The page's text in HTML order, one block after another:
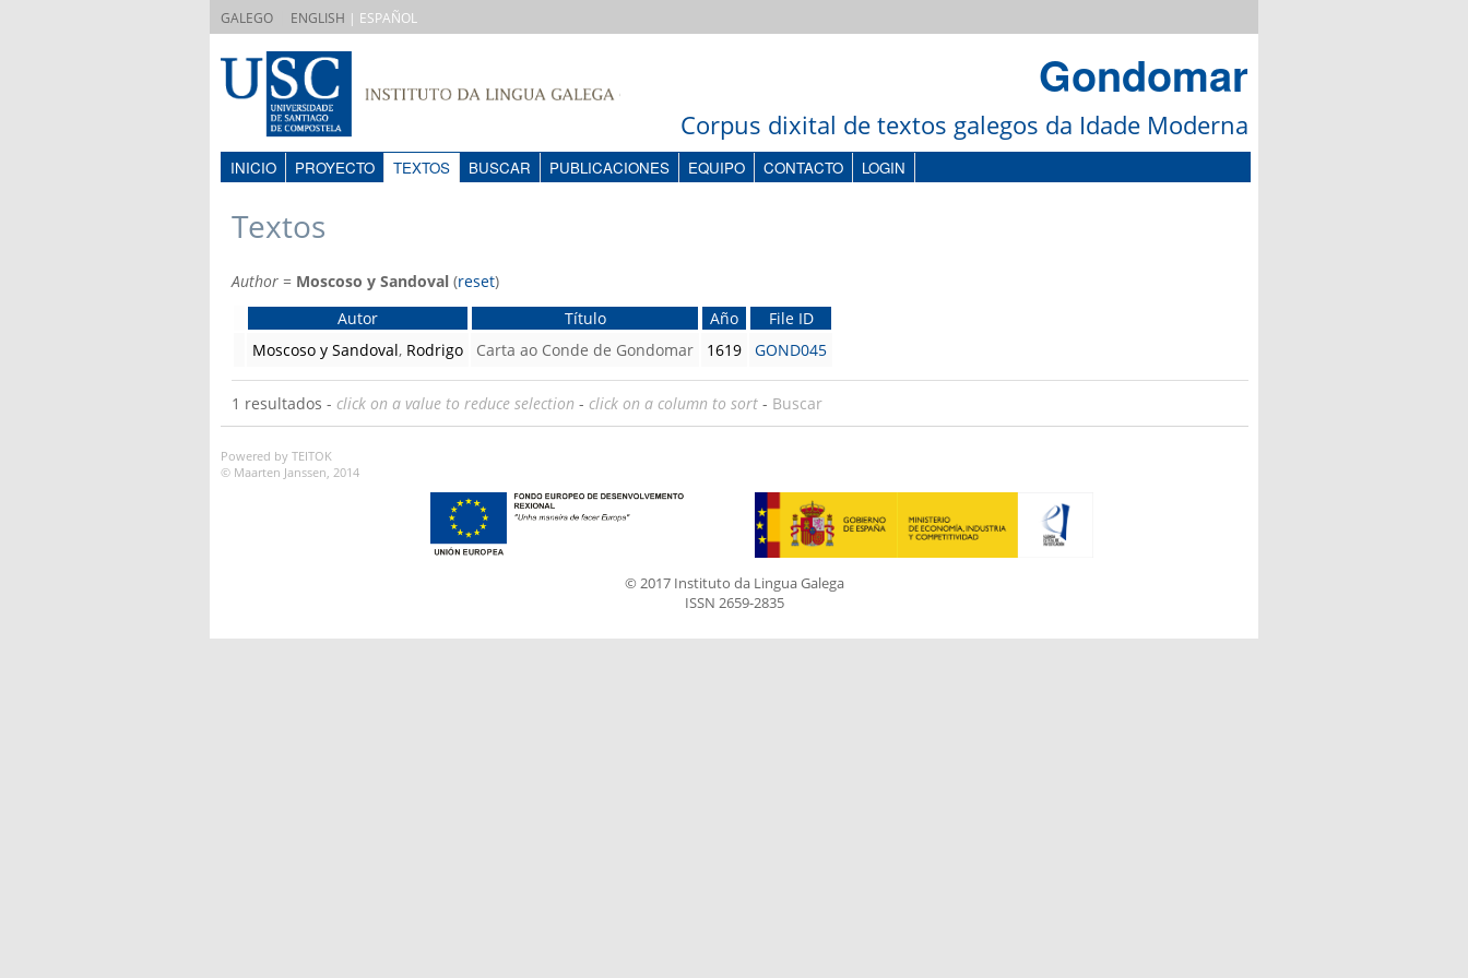
GALEGO ENGLISH | ESPAÑOL
Gondomar
Corpus dixital de textos galegos da Idade Moderna
INICIO PROYECTO TEXTOS BUSCAR PUBLICACIONES EQUIPO CONTACTO LOGIN
Textos
Author = Moscoso y Sandoval (reset)
Autor
Título Año
File ID
Moscoso y Sandoval, Rodrigo Carta ao Conde de Gondomar 1619 GOND045
1 resultados - click on a value to reduce selection - click on a column to sort - Buscar
Powered by TEITOK
© Maarten Janssen, 2014
© 2017 Instituto da Lingua Galega
ISSN 2659-2835